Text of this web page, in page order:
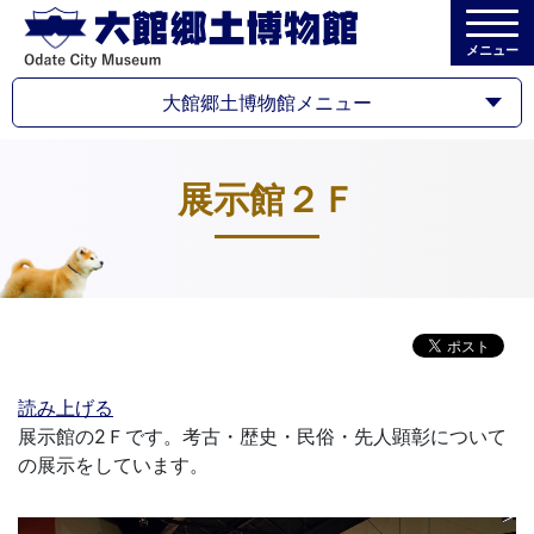
メニュー
大館郷土博物館メニュー
展示館２Ｆ
読み上げる
展示館の2Ｆです。考古・歴史・民俗・先人顕彰について
の展示をしています。